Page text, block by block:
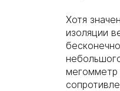
Хотя
изоляции
мегомметр